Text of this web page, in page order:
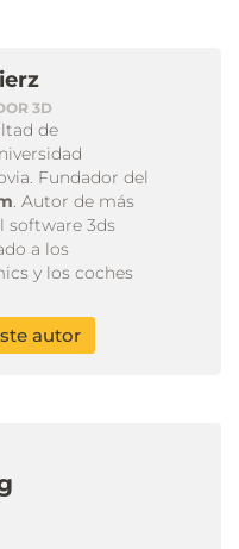
3D
de
Fundador del
. Autor de más
software 3ds
a los
y los coches
autor